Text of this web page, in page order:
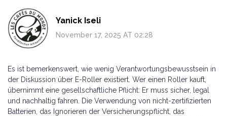
Yanick Iseli
November 17, 2025 AT 02:28
Es ist bemerkenswert, wie wenig Verantwortungsbewusstsein in
der Diskussion über E-Roller existiert. Wer einen Roller kauft,
übernimmt eine gesellschaftliche Pflicht: Er muss sicher, legal
und nachhaltig fahren. Die Verwendung von nicht-zertifizierten
Batterien, das Ignorieren der Versicherungspflicht, das